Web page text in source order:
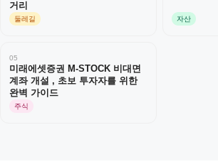
거리
둘레길 자산
05
미래에셋증권 M-STOCK 비대면
계좌 개설 , 초보 투자자를 위한
완벽 가이드
주식